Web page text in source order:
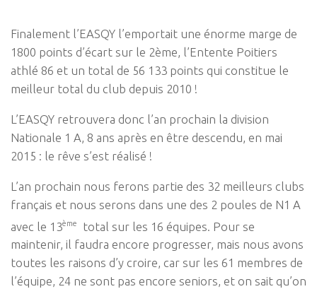
Finalement l’EASQY l’emportait une énorme marge de
1800 points d’écart sur le 2ème, l’Entente Poitiers
athlé 86 et un total de 56 133 points qui constitue le
meilleur total du club depuis 2010 !
L’EASQY retrouvera donc l’an prochain la division
Nationale 1 A, 8 ans après en être descendu, en mai
2015 : le rêve s’est réalisé !
L’an prochain nous ferons partie des 32 meilleurs clubs
français et nous serons dans une des 2 poules de N1 A
avec le 13ème
total sur les 16 équipes. Pour se
maintenir, il faudra encore progresser, mais nous avons
toutes les raisons d’y croire, car sur les 61 membres de
l’équipe, 24 ne sont pas encore seniors, et on sait qu’on